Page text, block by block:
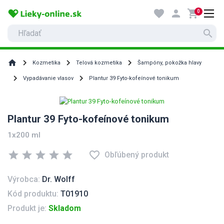
search
favorite person shopping_cart0
home Kozmetika Telová kozmetika Šampóny, pokožka hlavy
Vypadávanie vlasov Plantur 39 Fyto-kofeínové tonikum
Plantur 39 Fyto-kofeínové tonikum
1x200 ml
star star star star star favorite_border Obľúbený produkt
Výrobca: Dr. Wolff
Kód produktu: T01910
Produkt je: Skladom